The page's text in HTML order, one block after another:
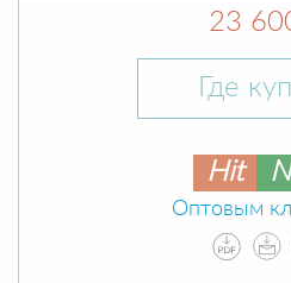
23
Где
Hit
Оптовым